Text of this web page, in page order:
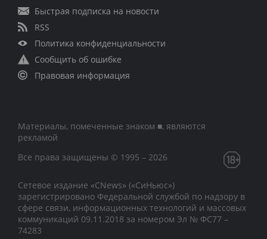
Быстрая подписка на новости
RSS
Политика конфиденциальности
Сообщить об ошибке
Правовая информация
Материалы, помеченные знаком ■, являются
рекламой
Все права защищены © 1995 – 2026
Сетевое издание «CNews» («СиНьюс»)
зарегистрировано Федеральной службой по надзору в
сфере связи, информационных технологий и массовых
коммуникаций 09.11.2018 за номером Эл № ФС77 –
74283